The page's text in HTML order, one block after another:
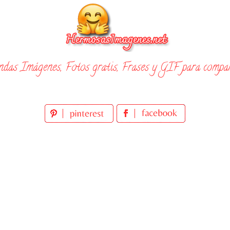
Imágenes, Fotos gratis, Frases y GIF para